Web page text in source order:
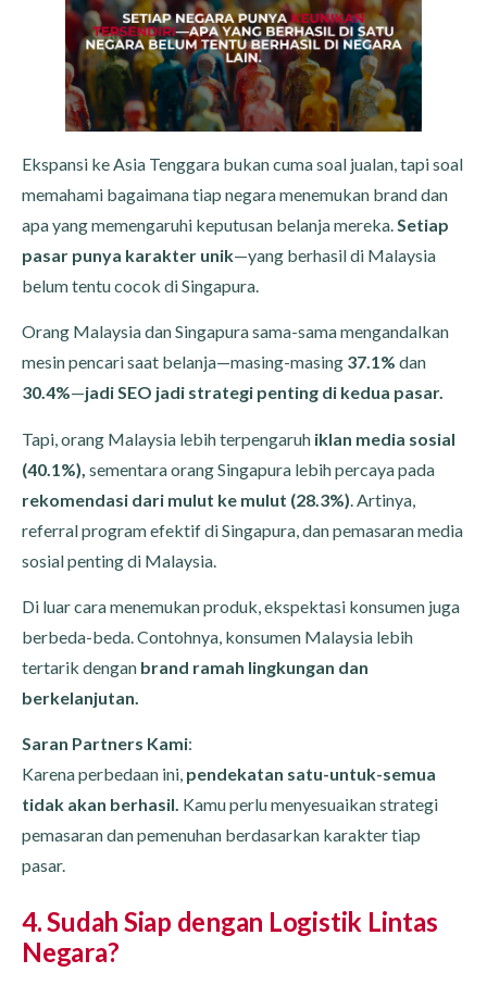
Ekspansi ke Asia Tenggara bukan cuma soal jualan, tapi soal
memahami bagaimana tiap negara menemukan brand dan
apa yang memengaruhi keputusan belanja mereka.Setiap
pasar punya karakter unik—yang berhasil di Malaysia
belum tentu cocok di Singapura.
Orang Malaysia dan Singapura sama-sama mengandalkan
mesin pencari saat belanja—masing-masing 37.1% dan
30.4%—jadi SEO jadi strategi penting di kedua pasar.
Tapi, orang Malaysia lebih terpengaruh iklan media sosial
(40.1%), sementara orang Singapura lebih percaya pada
rekomendasi dari mulut ke mulut (28.3%) . Artinya,
referral program efektif di Singapura, dan pemasaran media
sosial penting di Malaysia.
Di luar cara menemukan produk, ekspektasi konsumen juga
berbeda-beda. Contohnya, konsumen Malaysia lebih
tertarik dengan brand ramah lingkungan dan
berkelanjutan.
Saran Partners Kami:
Karena perbedaan ini, pendekatan satu-untuk-semua
tidak akan berhasil. Kamu perlu menyesuaikan strategi
pemasaran dan pemenuhan berdasarkan karakter tiap
pasar.
4. Sudah Siap dengan Logistik Lintas
Negara?